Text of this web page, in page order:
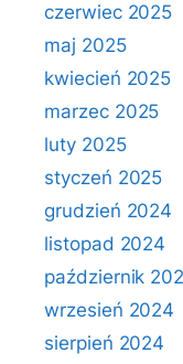
czerwiec 2025
maj 2025
kwiecień 2025
marzec 2025
luty 2025
styczeń 2025
grudzień 2024
listopad 2024
październik
wrzesień 2024
sierpień 2024